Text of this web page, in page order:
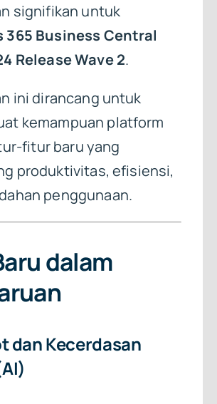
signifikan untuk
365 Business Central
Release Wave 2.
ini dirancang untuk
kemampuan platform
fitur baru yang
produktivitas, efisiensi,
penggunaan.
dalam
dan Kecerdasan